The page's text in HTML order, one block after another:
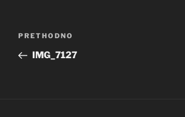
Navigacija
Prethodna
objava
PRETHODNO
IMG_7127